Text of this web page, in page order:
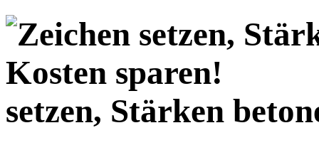
setzen, Stärken